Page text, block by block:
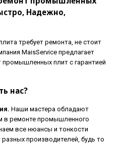
Надежно,
требует ремонта, не стоит
MaisService предлагает
плит с гарантией
нас?
Наши мастера обладают
в ремонте промышленного
все нюансы и тонкости
производителей, будь то